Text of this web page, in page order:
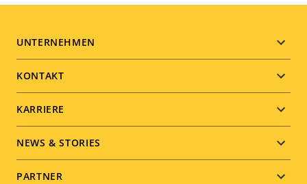
Footer
menu
UNTERNEHMEN
KONTAKT
KARRIERE
NEWS & STORIES
PARTNER